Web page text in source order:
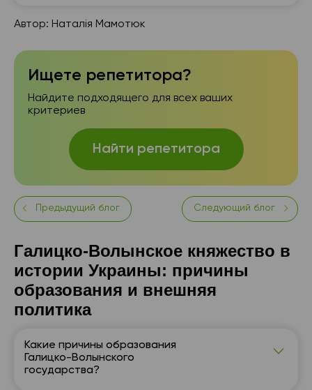
Автор: Наталія Мамотюк
Ищете репетитора?
Найдите подходящего для всех ваших
критериев
Найти репетитора
Предыдущий блог Следующий блог
Галицко-Волынское княжество в
истории Украины: причины
образования и внешняя
политика
Какие причины образования
Галицко-Волынского
государства?